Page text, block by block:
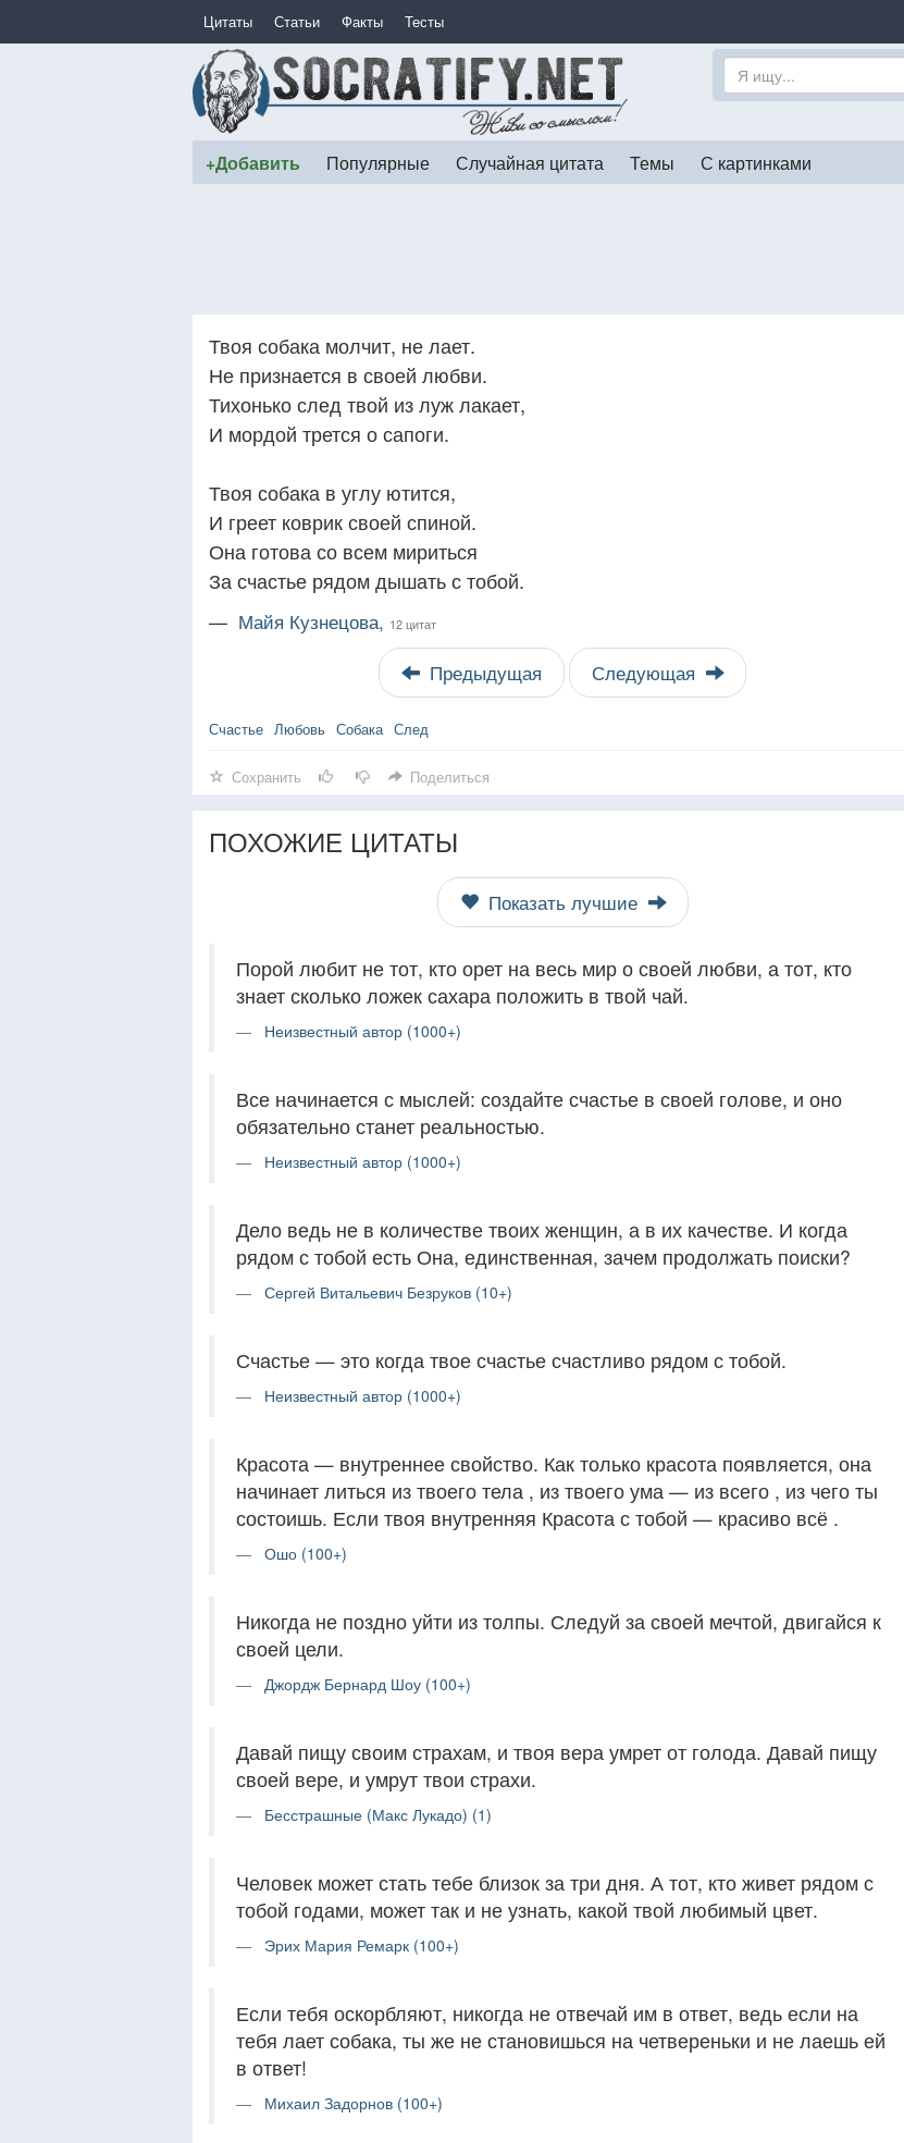
Цитаты Статьи Факты Тесты
+Добавить Популярные Случайная цитата Темы С картинками
Твоя собака молчит, не лает.
Не признается в своей любви.
Тихонько след твой из луж лакает,
И мордой трется о сапоги.
Твоя собака в углу ютится,
И греет коврик своей спиной.
Она готова со всем мириться
За счастье рядом дышать с тобой.
— Майя Кузнецова, 12 цитат
Предыдущая Следующая
Счастье Любовь Собака След
Сохранить Поделиться
ПОХОЖИЕ ЦИТАТЫ
Показать лучшие
Порой любит не тот, кто орет на весь мир о своей любви, а тот, кто
знает сколько ложек сахара положить в твой чай.
Неизвестный автор (1000+)
Все начинается с мыслей: создайте счастье в своей голове, и оно
обязательно станет реальностью.
Неизвестный автор (1000+)
Дело ведь не в количестве твоих женщин, а в их качестве. И когда
рядом с тобой есть Она, единственная, зачем продолжать поиски?
Сергей Витальевич Безруков (10+)
Счастье — это когда твое счастье счастливо рядом с тобой.
Неизвестный автор (1000+)
Красота — внутреннее свойство. Как только красота появляется, она
начинает литься из твоего тела , из твоего ума — из всего , из чего ты
состоишь. Если твоя внутренняя Красота с тобой — красиво всё .
Ошо (100+)
Никогда не поздно уйти из толпы. Следуй за своей мечтой, двигайся к
своей цели.
Джордж Бернард Шоу (100+)
Давай пищу своим страхам, и твоя вера умрет от голода. Давай пищу
своей вере, и умрут твои страхи.
Бесстрашные (Макс Лукадо) (1)
Человек может стать тебе близок за три дня. А тот, кто живет рядом с
тобой годами, может так и не узнать, какой твой любимый цвет.
Эрих Мария Ремарк (100+)
Если тебя оскорбляют, никогда не отвечай им в ответ, ведь если на
тебя лает собака, ты же не становишься на четвереньки и не лаешь ей
в ответ!
Михаил Задорнов (100+)